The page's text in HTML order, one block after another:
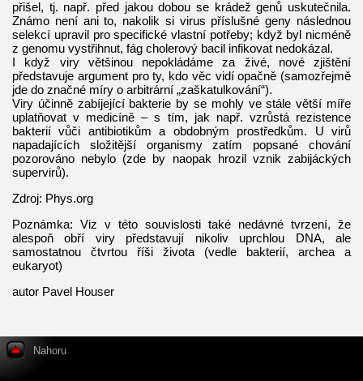
přišel, tj. např. před jakou dobou se krádež genů uskutečnila.
Známo není ani to, nakolik si virus příslušné geny následnou
selekcí upravil pro specifické vlastní potřeby; když byl nicméně
z genomu vystřihnut, fág cholerový bacil infikovat nedokázal.
I když viry většinou nepokládáme za živé, nové zjištění
představuje argument pro ty, kdo věc vidí opačně (samozřejmě
jde do značné míry o arbitrární „zaškatulkování“).
Viry účinně zabíjející bakterie by se mohly ve stále větší míře
uplatňovat v medicíně – s tím, jak např. vzrůstá rezistence
bakterií vůči antibiotikům a obdobným prostředkům. U virů
napadajících složitější organismy zatím popsané chování
pozorováno nebylo (zde by naopak hrozil vznik zabijáckých
supervirů).
Zdroj: Phys.org
Poznámka: Viz v této souvislosti také nedávné tvrzení, že
alespoň obří viry představují nikoliv uprchlou DNA, ale
samostatnou čtvrtou říši života (vedle bakterií, archea a
eukaryot)
autor Pavel Houser
Nahoru